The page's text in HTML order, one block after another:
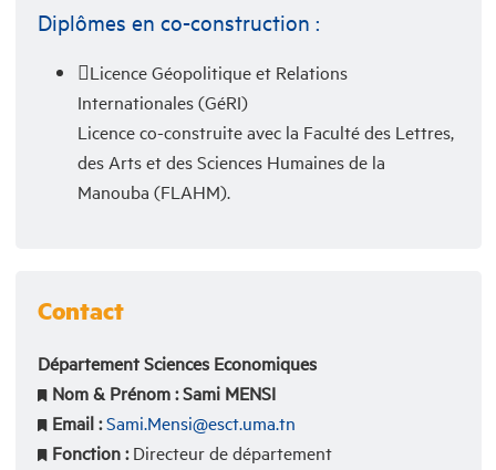
Diplômes en co-construction :
Licence Géopolitique et Relations
Internationales (GéRI)
Licence co-construite avec la Faculté des Lettres,
des Arts et des Sciences Humaines de la
Manouba (FLAHM).
Contact
Département Sciences Economiques
Nom & Prénom : Sami MENSI
Email :Sami.Mensi@esct.uma.tn
Fonction :Directeur de département